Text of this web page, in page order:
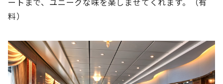
料）